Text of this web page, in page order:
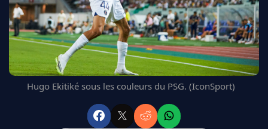
FC BARCELONE
MANCHESTER UNITED
CHELSEA
ARSENAL
BAYERN
L'AVIS DE LA RÉDAC'
Hugo Ekitiké sous les couleurs du PSG. (IconSport)